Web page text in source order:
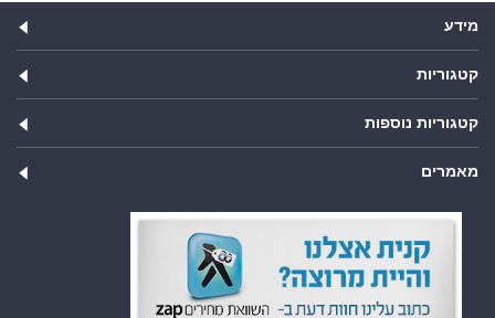
מידע
קטגוריות
קטגוריות נוספות
מאמרים